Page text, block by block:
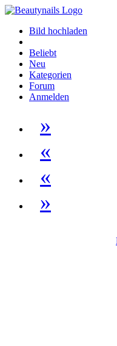
Bild hochladen
Beliebt
Neu
Kategorien
Forum
Anmelden
»
«
«
»